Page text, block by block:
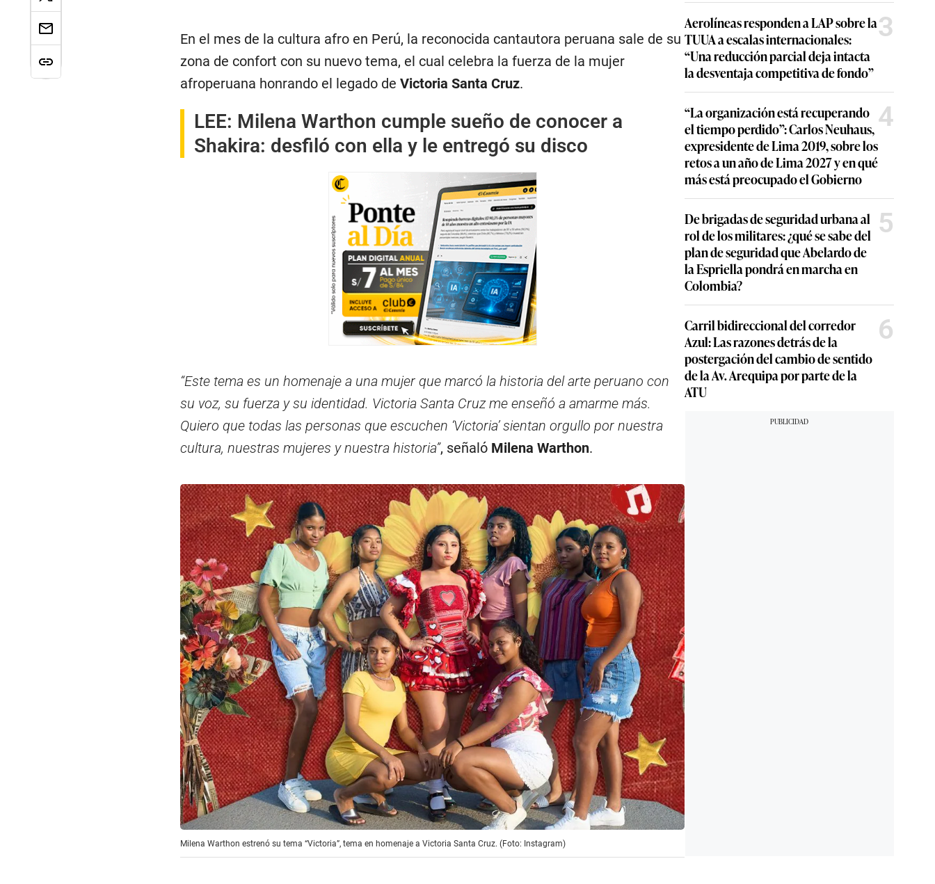
En el mes de la cultura afro en Perú, la reconocida cantautora peruana sale de su
zona de confort con su nuevo tema, el cual celebra la fuerza de la mujer
afroperuana honrando el legado de Victoria Santa Cruz.
LEE: Milena Warthon cumple sueño de conocer a
Shakira: desfiló con ella y le entregó su disco
“Este tema es un homenaje a una mujer que marcó la historia del arte peruano con
su voz, su fuerza y su identidad. Victoria Santa Cruz me enseñó a amarme más.
Quiero que todas las personas que escuchen ‘Victoria’ sientan orgullo por nuestra
cultura, nuestras mujeres y nuestra historia”, señaló Milena Warthon.
Milena Warthon estrenó su tema “Victoria”, tema en homenaje a Victoria Santa Cruz. (Foto: Instagram)
Aerolíneas responden a LAP sobre la
TUUA a escalas internacionales:
“Una reducción parcial deja intacta
la desventaja competitiva de fondo”
3
“La organización está recuperando
el tiempo perdido”: Carlos Neuhaus,
expresidente de Lima 2019, sobre los
retos a un año de Lima 2027 y en qué
más está preocupado el Gobierno
4
De brigadas de seguridad urbana al
rol de los militares: ¿qué se sabe del
plan de seguridad que Abelardo de
la Espriella pondrá en marcha en
Colombia?
5
Carril bidireccional del corredor
Azul: Las razones detrás de la
postergación del cambio de sentido
de la Av. Arequipa por parte de la
ATU
6